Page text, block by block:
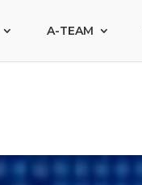
A-TEAM